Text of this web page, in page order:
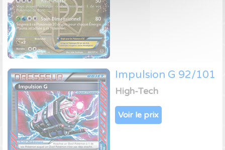
Impulsion G 92/101
High-Tech
Voir le prix